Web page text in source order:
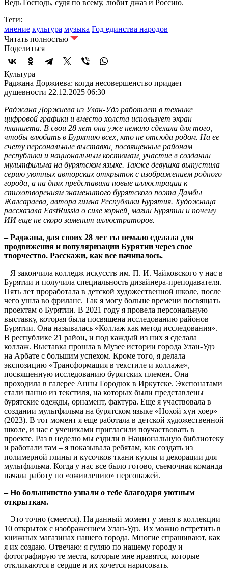
Ведь Господь, судя по всему, любит джаз и Россию.
Теги:
мнение культура музыка Год единства народов
Читать полностью
Поделиться
Культура
Раджана Доржиева: когда несовершенство придает
душевности 22.12.2025 06:30
Раджана Доржиева из Улан-Удэ работает в технике
цифровой графики и вместо холста использует экран
планшета. В свои 28 лет она уже немало сделала для того,
чтобы влюбить в Бурятию всех, кто не отсюда родом. На ее
счету персональные выставки, посвященные районам
республики и национальным костюмам, участие в создании
мультфильма на бурятском языке. Также девушка выпустила
серию уютных авторских открыток с изображением родного
города, а на днях представила новые иллюстрации к
стихотворениям знаменитого бурятского поэта Дамбы
Жалсараева, автора гимна Республики Бурятия. Художница
рассказала EastRussia о силе корней, магии Бурятии и почему
ИИ еще не скоро заменит иллюстраторов.
– Раджана, для своих 28 лет ты немало сделала для
продвижения и популяризации Бурятии через свое
творчество. Расскажи, как все начиналось.
– Я закончила колледж искусств им. П. И. Чайковского у нас в
Бурятии и получила специальность дизайнера-преподавателя.
Пять лет проработала в детской художественной школе, после
чего ушла во фриланс. Так я могу больше времени посвящать
проектам о Бурятии. В 2021 году я провела персональную
выставку, которая была посвящена исследованию районов
Бурятии. Она называлась «Коллаж как метод исследования».
В республике 21 район, и под каждый из них я сделала
коллаж. Выставка прошла в Музее истории города Улан-Удэ
на Арбате с большим успехом. Кроме того, я делала
экспозицию «Трансформация в текстиле и коллаже»,
посвященную исследованию бурятских племен. Она
проходила в галерее Анны Городюк в Иркутске. Экспонатами
стали панно из текстиля, на которых были представлены
бурятские одежды, орнамент, фактура. Еще я участвовала в
создании мультфильма на бурятском языке «Нохой хүн хоер»
(2023). В тот момент я еще работала в детской художественной
школе, и нас с учениками пригласили поучаствовать в
проекте. Раз в неделю мы ездили в Национальную библиотеку
и работали там – я показывала ребятам, как создать из
полимерной глины и кусочков ткани куклы и декорации для
мультфильма. Когда у нас все было готово, съемочная команда
начала работу по «оживлению» персонажей.
– Но большинство узнали о тебе благодаря уютным
открыткам.
– Это точно (смеется). На данный момент у меня в коллекции
10 открыток с изображением Улан-Удэ. Их можно встретить в
книжных магазинах нашего города. Многие спрашивают, как
я их создаю. Отвечаю: я гуляю по нашему городу и
фотографирую те места, которые мне нравятся, которые
откликаются в сердце и их хочется нарисовать.